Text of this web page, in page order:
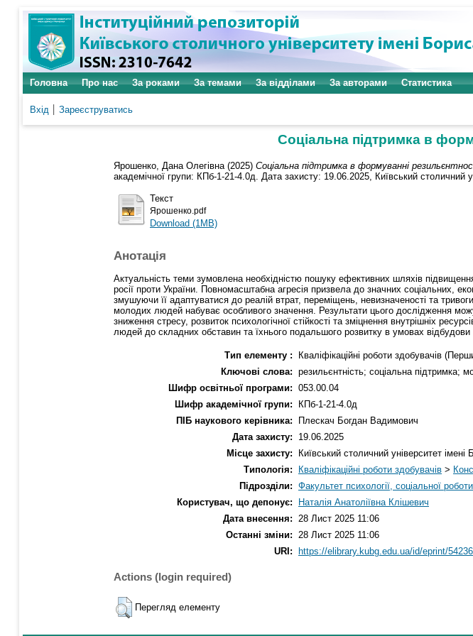
Головна Про нас За роками За темами За відділами За авторами Статистика
Вхід Зареєструватись
Соціальна підтримка в
Ярошенко, Дана Олегівна (2025) Соціальна підтримка в формуванні
академічної групи: КПб-1-21-4.0д. Дата захисту: 19.06.2025, Київський столичний
Текст
Ярошенко.pdf
Download (1MB)
Анотація
Актуальність теми зумовлена необхідністю пошуку ефективних шляхів
росії проти України. Повномасштабна агресія призвела до значних соціальних,
змушуючи її адаптуватися до реалій втрат, переміщень, невизначеності та
молодих людей набуває особливого значення. Результати цього дослідження
зниження стресу, розвиток психологічної стійкості та зміцнення внутрішніх
людей до складних обставин та їхнього подальшого розвитку в умовах відбудови
Тип елементу :
Кваліфікаційні роботи здобувачів
Ключові слова: резильєнтність; соціальна підтримка;
Шифр освітньої програми: 053.00.04
Шифр академічної групи:
КПб-1-21-4.0д
ПІБ наукового керівника:
Плескач Богдан Вадимович
Дата захисту:
19.06.2025
Місце захисту:
Київський столичний університет імені
Типологія:
Кваліфікаційні роботи здобувачів >
Підрозділи: Факультет психології, соціальної
Користувач, що депонує:
Наталія Анатоліївна Клішевич
Дата внесення:
28 Лист 2025 11:06
Останні зміни:
28 Лист 2025 11:06
URI:
https://elibrary.kubg.edu.ua/id/eprint/54236
Actions (login required)
Перегляд елементу